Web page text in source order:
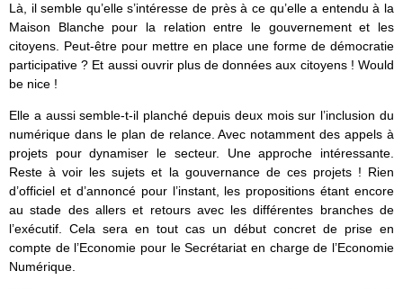
Là, il semble qu’elle s’intéresse de près à ce qu’elle a entendu à la
Maison Blanche pour la relation entre le gouvernement et les
citoyens. Peut-être pour mettre en place une forme de démocratie
participative ? Et aussi ouvrir plus de données aux citoyens ! Would
be nice !
Elle a aussi semble-t-il planché depuis deux mois sur l’inclusion du
numérique dans le plan de relance. Avec notamment des appels à
projets pour dynamiser le secteur. Une approche intéressante.
Reste à voir les sujets et la gouvernance de ces projets ! Rien
d’officiel et d’annoncé pour l’instant, les propositions étant encore
au stade des allers et retours avec les différentes branches de
l’exécutif. Cela sera en tout cas un début concret de prise en
compte de l’Economie pour le Secrétariat en charge de l’Economie
Numérique.